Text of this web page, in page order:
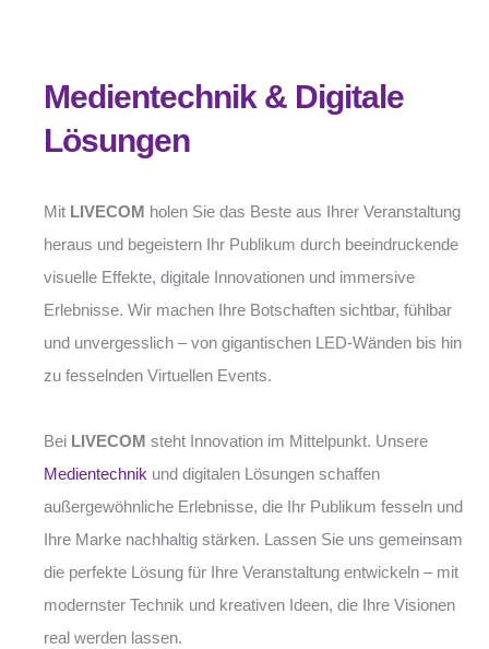
Medientechnik & Digitale
Lösungen
Mit LIVECOM holen Sie das Beste aus Ihrer Veranstaltung
heraus und begeistern Ihr Publikum durch beeindruckende
visuelle Effekte, digitale Innovationen und immersive
Erlebnisse. Wir machen Ihre Botschaften sichtbar, fühlbar
und unvergesslich – von gigantischen LED-Wänden bis hin
zu fesselnden Virtuellen Events.
Bei LIVECOM steht Innovation im Mittelpunkt. Unsere
Medientechnik und digitalen Lösungen schaffen
außergewöhnliche Erlebnisse, die Ihr Publikum fesseln und
Ihre Marke nachhaltig stärken. Lassen Sie uns gemeinsam
die perfekte Lösung für Ihre Veranstaltung entwickeln – mit
modernster Technik und kreativen Ideen, die Ihre Visionen
real werden lassen.